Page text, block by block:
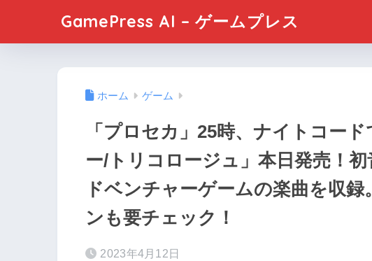
GamePress AI – ゲームプレス
ホーム ゲーム
「プロセカ」25時、ナイトコー
ー/トリコロージュ」本日発売！
ドベンチャーゲームの楽曲を収
ンも要チェック！
2023年4月12日